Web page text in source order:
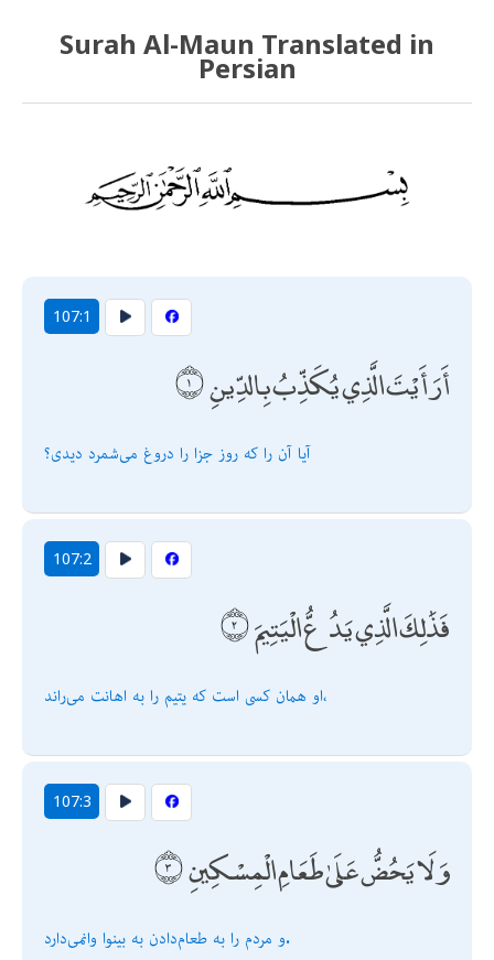
Surah Al-Maun Translated in
Persian
107:1
أَرَأَيْتَ الَّذِي يُكَذِّبُ بِالدِّينِ
آيا آن را كه روز جزا را دروغ مى‌شمرد ديدى؟
107:2
فَذَٰلِكَ الَّذِي يَدُعُّ الْيَتِيمَ
او همان كسى است كه يتيم را به اهانت مى‌راند،
107:3
وَلَا يَحُضُّ عَلَىٰ طَعَامِ الْمِسْكِينِ
و مردم را به طعام‌دادن به بينوا وانمى‌دارد.